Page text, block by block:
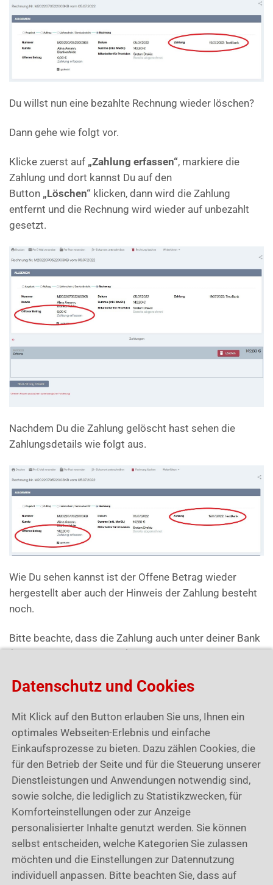
Du willst nun eine bezahlte Rechnung wieder löschen?
Dann gehe wie folgt vor.
Klicke zuerst auf „Zahlung erfassen“, markiere die
Zahlung und dort kannst Du auf den
Button „Löschen“ klicken, dann wird die Zahlung
entfernt und die Rechnung wird wieder auf unbezahlt
gesetzt.
Nachdem Du die Zahlung gelöscht hast sehen die
Zahlungsdetails wie folgt aus.
Wie Du sehen kannst ist der Offene Betrag wieder
hergestellt aber auch der Hinweis der Zahlung besteht
noch.
Bitte beachte, dass die Zahlung auch unter deiner Bank
klicke auf die Zahlung bzw. auf das Datum daneben.
War dieser Artikel hilfreich?
Verwandte Artikel
Datenschutz und Cookies
Mit Klick auf den Button erlauben Sie uns, Ihnen ein
optimales Webseiten-Erlebnis und einfache
Einkaufsprozesse zu bieten. Dazu zählen Cookies, die
für den Betrieb der Seite und für die Steuerung unserer
Dienstleistungen und Anwendungen notwendig sind,
sowie solche, die lediglich zu Statistikzwecken, für
Komforteinstellungen oder zur Anzeige
personalisierter Inhalte genutzt werden. Sie können
selbst entscheiden, welche Kategorien Sie zulassen
möchten und die Einstellungen zur Datennutzung
individuell anpassen. Bitte beachten Sie, dass auf